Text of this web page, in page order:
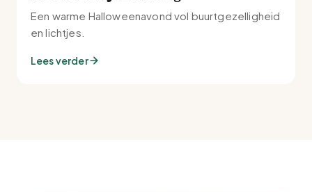
Een warme Halloweenavond vol buurtgezelligheid
en lichtjes.
Lees verder